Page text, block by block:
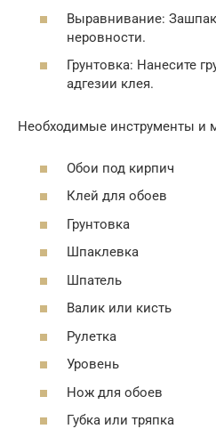
Выравнивание:
неровности.
Грунтовка: Нанесите
адгезии клея.
Необходимые инструменты и
Обои под кирпич
Клей для обоев
Грунтовка
Шпаклевка
Шпатель
Валик или кисть
Рулетка
Уровень
Нож для обоев
Губка или тряпка